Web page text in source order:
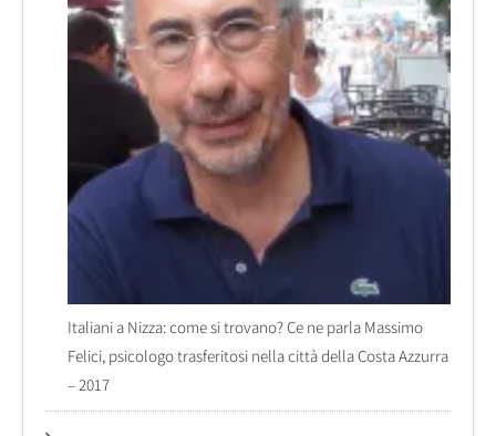
Italiani a Nizza: come si trovano? Ce ne parla Massimo
Felici, psicologo trasferitosi nella città della Costa Azzurra
– 2017